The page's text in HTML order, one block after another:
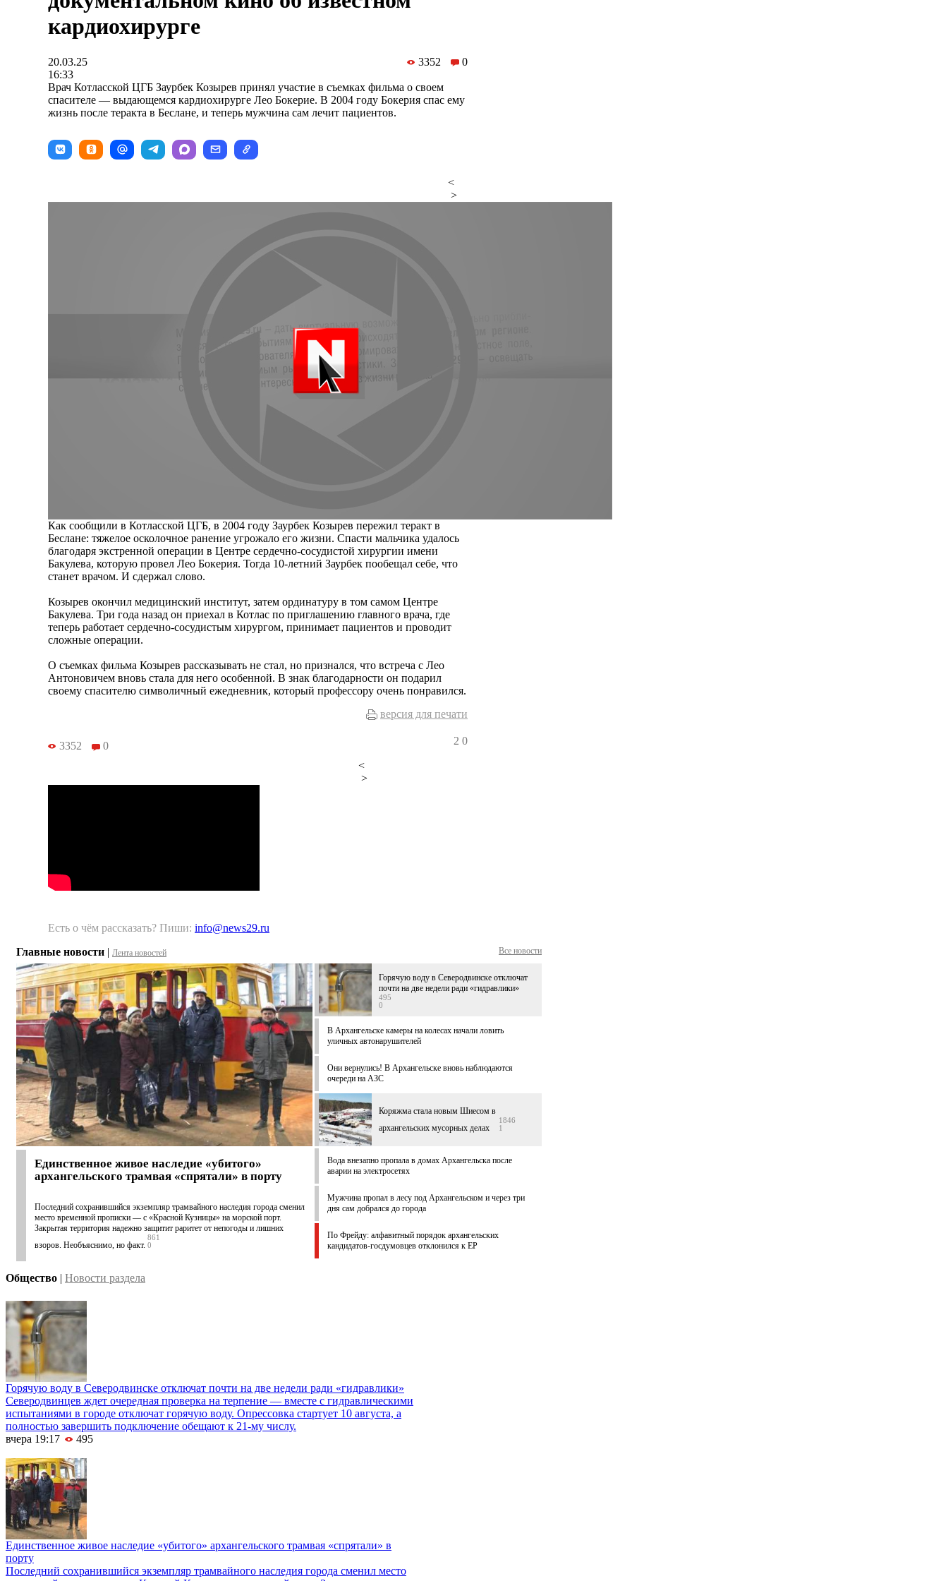
кардиохирурге
20.03.25
16:33
3352 0
Врач Котласской ЦГБ Заурбек Козырев принял участие в съемках фильма о своем
спасителе — выдающемся кардиохирурге Лео Бокерие. В 2004 году Бокерия спас ему
жизнь после теракта в Беслане, и теперь мужчина сам лечит пациентов.
<
>
Как сообщили в Котласской ЦГБ, в 2004 году Заурбек Козырев пережил теракт в
Беслане: тяжелое осколочное ранение угрожало его жизни. Спасти мальчика удалось
благодаря экстренной операции в Центре сердечно-сосудистой хирургии имени
Бакулева, которую провел Лео Бокерия. Тогда 10-летний Заурбек пообещал себе, что
станет врачом. И сдержал слово.
Козырев окончил медицинский институт, затем ординатуру в том самом Центре
Бакулева. Три года назад он приехал в Котлас по приглашению главного врача, где
теперь работает сердечно-сосудистым хирургом, принимает пациентов и проводит
сложные операции.
О съемках фильма Козырев рассказывать не стал, но признался, что встреча с Лео
Антоновичем вновь стала для него особенной. В знак благодарности он подарил
своему спасителю символичный ежедневник, который профессору очень понравился.
версия для печати
3352 0 2 0
<
>
Есть о чём рассказать? Пиши: info@news29.ru
Главные новости | Лента новостей Все новости
Единственное живое наследие «убитого»
архангельского трамвая «спрятали» в порту
Последний сохранившийся экземпляр трамвайного наследия города сменил
место временной прописки — с «Красной Кузницы» на морской порт.
Закрытая территория надежно защитит раритет от непогоды и лишних
взоров. Необъяснимо, но факт.
861
0
Горячую воду в Северодвинске отключат
почти на две недели ради «гидравлики»
495
0
В Архангельске камеры на колесах начали ловить
уличных автонарушителей
Они вернулись! В Архангельске вновь наблюдаются
очереди на АЗС
Коряжма стала новым Шиесом в
архангельских мусорных делах
1846
1
Вода внезапно пропала в домах Архангельска после
аварии на электросетях
Мужчина пропал в лесу под Архангельском и через три
дня сам добрался до города
По Фрейду: алфавитный порядок архангельских
кандидатов-госдумовцев отклонился к ЕР
Общество | Новости раздела
Горячую воду в Северодвинске отключат почти на две недели ради «гидравлики»
Северодвинцев ждет очередная проверка на терпение — вместе с гидравлическими
испытаниями в городе отключат горячую воду. Опрессовка стартует 10 августа, а
полностью завершить подключение обещают к 21-му числу.
вчера 19:17
495
Единственное живое наследие «убитого» архангельского трамвая «спрятали» в
порту
Последний сохранившийся экземпляр трамвайного наследия города сменил место